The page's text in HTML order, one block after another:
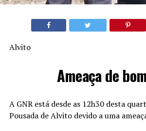
Alvito
Ameaça de
A GNR está desde as 12h30 desta
Pousada de Alvito devido a uma